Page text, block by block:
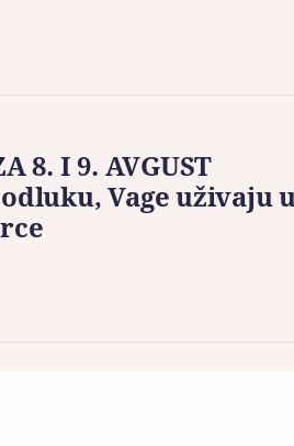
8. I 9. AVGUST
Vage uživaju